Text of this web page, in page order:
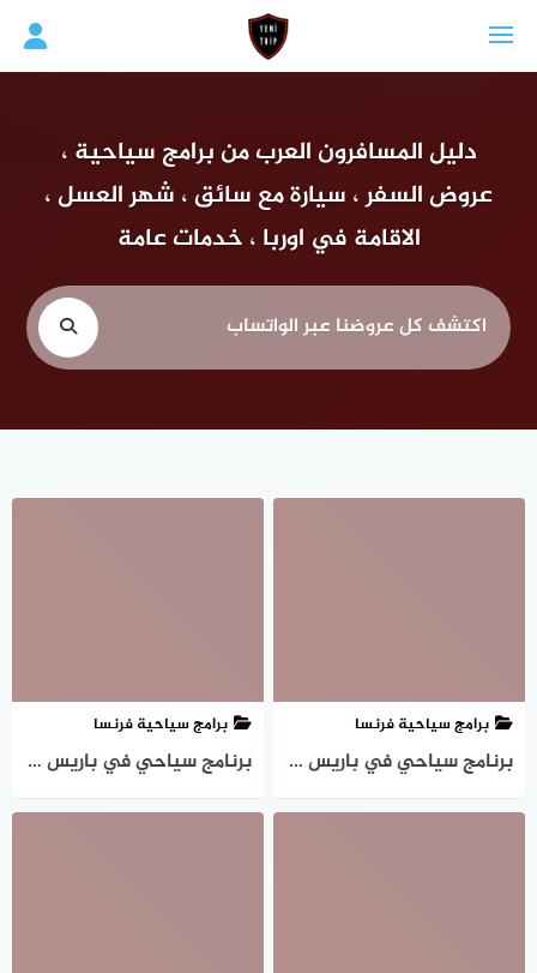
دليل المسافرون العرب من برامج سياحية ،
عروض السفر ، سيارة مع سائق ، شهر العسل ،
الاقامة في اوربا ، خدمات عامة
برامج سياحية فرنسا
برنامج سياحي في باريس لمدة اسبوع (7أيام)
برامج سياحية فرنسا
برنامج سياحي في باريس لمدة يومين – جولة في باريس 2024